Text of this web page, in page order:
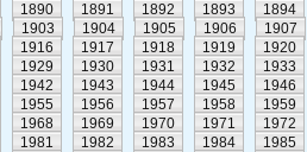
1890 1891 1892 1893
1894
1903 1904 1905 1906
1907
1916 1917 1918 1919
1920
1929 1930 1931 1932
1933
1942 1943 1944 1945
1946
1955 1956 1957 1958
1959
1968 1969 1970 1971
1972
1981 1982 1983 1984
1985